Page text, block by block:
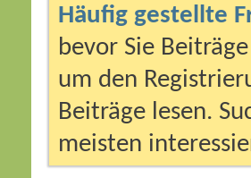
Häufig gestellte
bevor Sie
um den
Beiträge lesen.
meisten